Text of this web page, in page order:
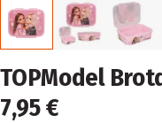
TOPModel
7,95 €